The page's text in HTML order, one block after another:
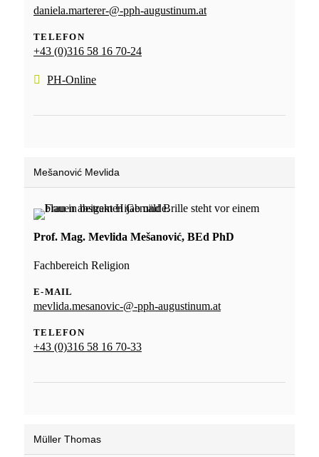
daniela.marterer-@-pph-augustinum.at
TELEFON
+43 (0)316 58 16 70-24
PH-Online
Mešanović Mevlida
Prof. Mag. Mevlida Mešanović, BEd PhD
Fachbereich Religion
E-MAIL
mevlida.mesanovic-@-pph-augustinum.at
TELEFON
+43 (0)316 58 16 70-33
Müller Thomas